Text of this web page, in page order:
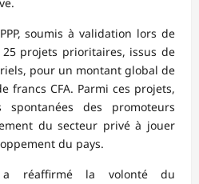
soumis à validation lors de
projets prioritaires, issus de
pour un montant global de
francs CFA. Parmi ces projets,
spontanées des promoteurs
du secteur privé à jouer
du pays.
a réaffirmé la volonté du